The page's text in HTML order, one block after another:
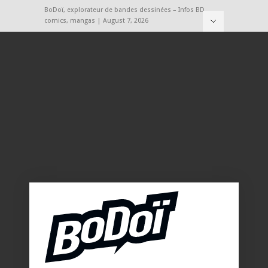
BoDoï, explorateur de bandes dessinées – Infos BD,
comics, mangas | August 7, 2026